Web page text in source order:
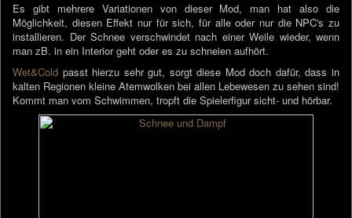
Es gibt mehrere Variationen von dieser Mod, man hat also die
Möglichkeit, diesen Effekt nur für sich, für alle oder nur die NPC's zu
installieren. Der Schnee verschwindet nach einer Weile wieder, wenn
man zB. in ein Interior geht oder es zu schneien aufhört.
Wet&Cold passt hierzu sehr gut, sorgt diese Mod doch dafür, dass in
kalten Regionen kleine Atemwolken bei allen Lebewesen zu sehen sind!
Kommt man vom Schwimmen, tropft die Spielerfigur sicht- und hörbar.